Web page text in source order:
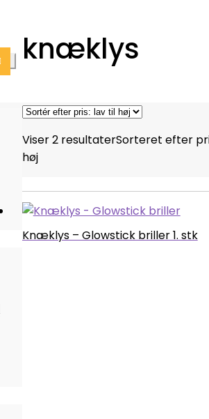
knæklys
Viser 2 resultaterSorteret efter
høj
Knæklys – Glowstick briller 1. stk